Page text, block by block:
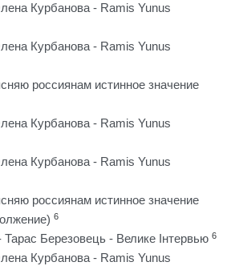
Курбанова - Ramis Yunus
Курбанова - Ramis Yunus
россиянам истинное значение
Курбанова - Ramis Yunus
Курбанова - Ramis Yunus
россиянам истинное значение
6
Березовець - Велике Інтервью 6
Курбанова - Ramis Yunus